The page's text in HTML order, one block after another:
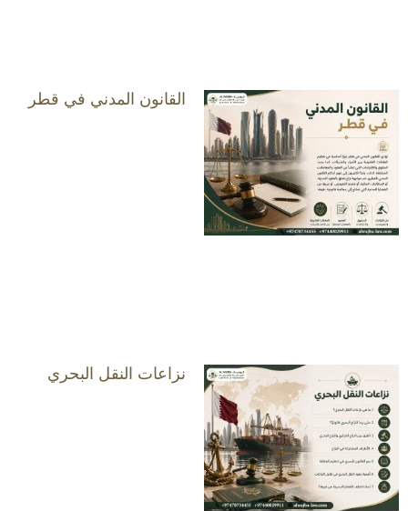
القانون المدني في قطر
نزاعات النقل البحري